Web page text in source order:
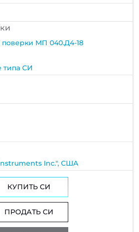
поверки МП 040.Д4-18
типа СИ
Inc.", США
КУПИТЬ СИ
ПРОДАТЬ СИ